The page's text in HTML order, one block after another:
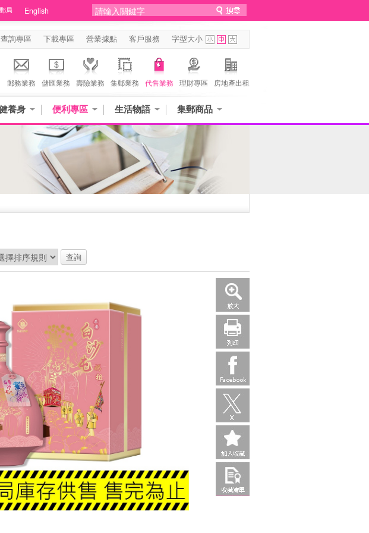
局 English
查詢專區 下載專區 營業據點 客戶服務 字型大小
郵務業務 儲匯業務 壽險業務 集郵業務 代售業務 理財專區 房地產出租
養身 便利專區 生活物語 集郵商品